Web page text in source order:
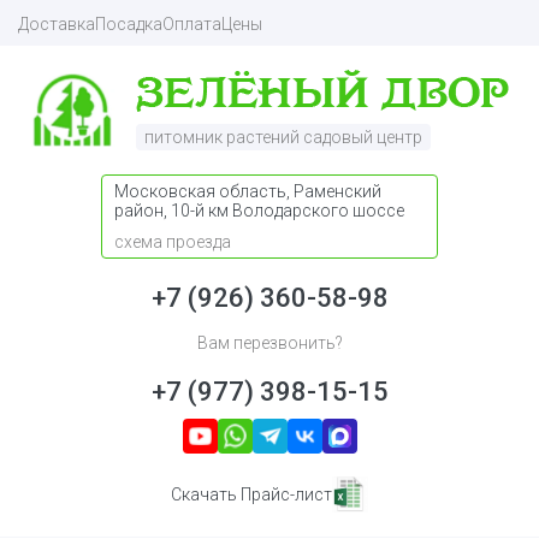
ДоставкаПосадкаОплата Цены
питомник растений садовый центр
Московская область, Раменский
район, 10-й км Володарского шоссе
схема проезда
+7 (926) 360-58-98
Вам перезвонить?
+7 (977) 398-15-15
Скачать Прайс-лист